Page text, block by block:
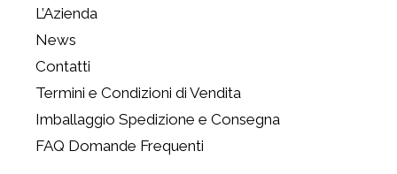
L’Azienda
News
Contatti
Termini e Condizioni di Vendita
Imballaggio Spedizione e Consegna
FAQ Domande Frequenti